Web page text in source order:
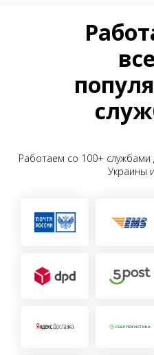
Работаем со 100+ службами
Украины